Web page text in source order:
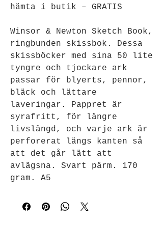
hämta i butik – GRATIS
Winsor & Newton Sketch Book,
ringbunden skissbok. Dessa
skissböcker med sina 50 lite
tyngre och tjockare ark
passar för blyerts, pennor,
bläck och lättare
laveringar. Pappret är
syrafritt, för längre
livslängd, och varje ark är
perforerat längs kanten så
att det går lätt att
avlägsna. Svart pärm. 170
gram. A5